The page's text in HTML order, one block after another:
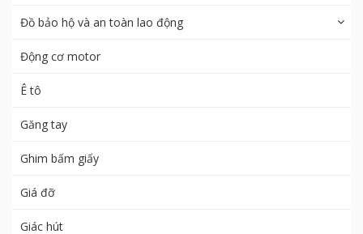
Đồ bảo hộ và an toàn lao động
Động cơ motor
Ê tô
Găng tay
Ghim bấm giấy
Giá đỡ
Giác hút